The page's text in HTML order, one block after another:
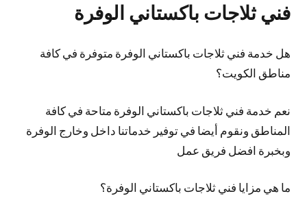
فني ثلاجات باكستاني الوفرة
هل خدمة فني ثلاجات باكستاني الوفرة متوفرة في كافة
مناطق الكويت؟
نعم خدمة فني ثلاجات باكستاني الوفرة متاحة في كافة
المناطق ونقوم أيضا في توفير خدماتنا داخل وخارج الوفرة
وبخبرة افضل فريق عمل
ما هي مزايا فني ثلاجات باكستاني الوفرة؟